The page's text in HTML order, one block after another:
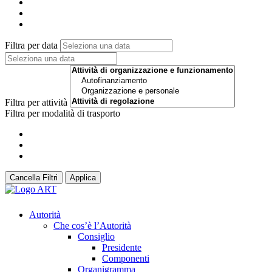
Filtra per data
Filtra per attività
Filtra per modalità di trasporto
Cancella Filtri Applica
Autorità
Che cos’è l’Autorità
Consiglio
Presidente
Componenti
Organigramma